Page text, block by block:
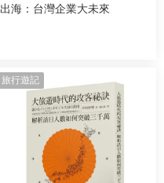
出海：台灣企業大未來
旅行遊記